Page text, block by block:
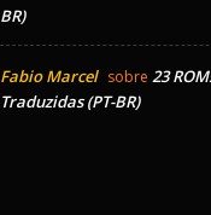
BR)
Fabio Marcel sobre 23
Traduzidas (PT-BR)